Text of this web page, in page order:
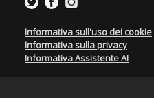
Informativa sull'uso dei cookie
Informativa sulla privacy
Informativa Assistente AI